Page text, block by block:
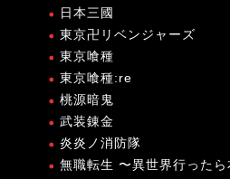
日本三國
東京卍リベンジャーズ
東京喰種
東京喰種:re
桃源暗鬼
武装錬金
炎炎ノ消防隊
無職転生 〜異世界行ったら